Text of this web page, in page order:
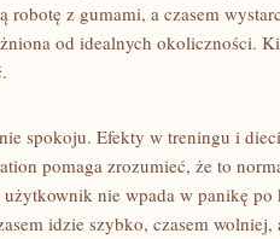
robotę z gumami, a czasem
od idealnych okoliczności.
spokoju. Efekty w treningu i
pomaga zrozumieć, że to
użytkownik nie wpada w panikę
idzie szybko, czasem